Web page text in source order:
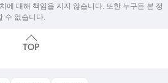
에 대해 책임을 지지 않습니다. 또한 누구든 본 정
수 없습니다.